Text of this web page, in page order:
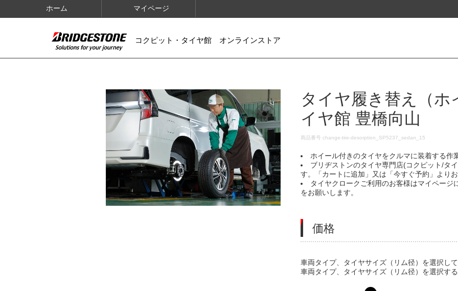
ホーム マイページ
コクピット・タイヤ館 オンラインストア
IMAGES
タイヤ履き替え（
イヤ館 豊橋向山
DETAILS
商品番号change-tire-desorption_SP5237_sedan_15
ホイール付きのタイヤをクルマに装着する作
ブリヂストンのタイヤ専門店(コクピット/タ
す。「カートに追加」又は「今すぐ予約」より
タイヤクロークご利用のお客様はマイペー
をお願いします。
価格
VARIATIONS
車両タイプ、タイヤサイズ（リム径）を選択し
車両タイプ、タイヤサイズ（リム径）を選択す